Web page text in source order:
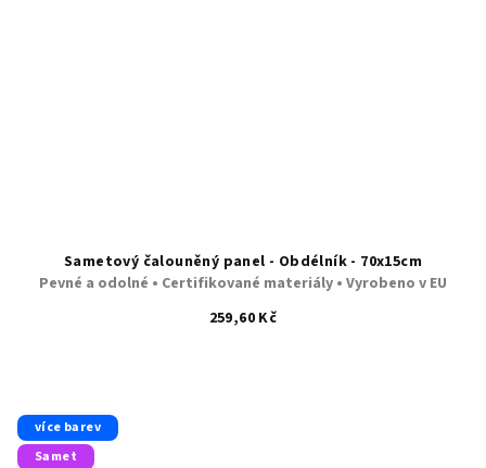
Sametový čalouněný panel - Obdélník - 70x15cm
Pevné a odolné • Certifikované materiály • Vyrobeno v EU
259,60 Kč
více barev
Samet